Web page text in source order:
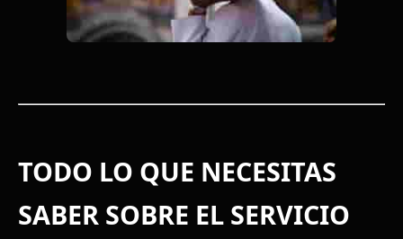
TODO LO QUE NECESITAS
SABER SOBRE EL SERVICIO